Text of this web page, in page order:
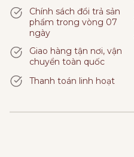
Chính sách đổi trả sản
phẩm trong vòng 07
ngày
Giao hàng tận nơi, vận
chuyển toàn quốc
Thanh toán linh hoạt